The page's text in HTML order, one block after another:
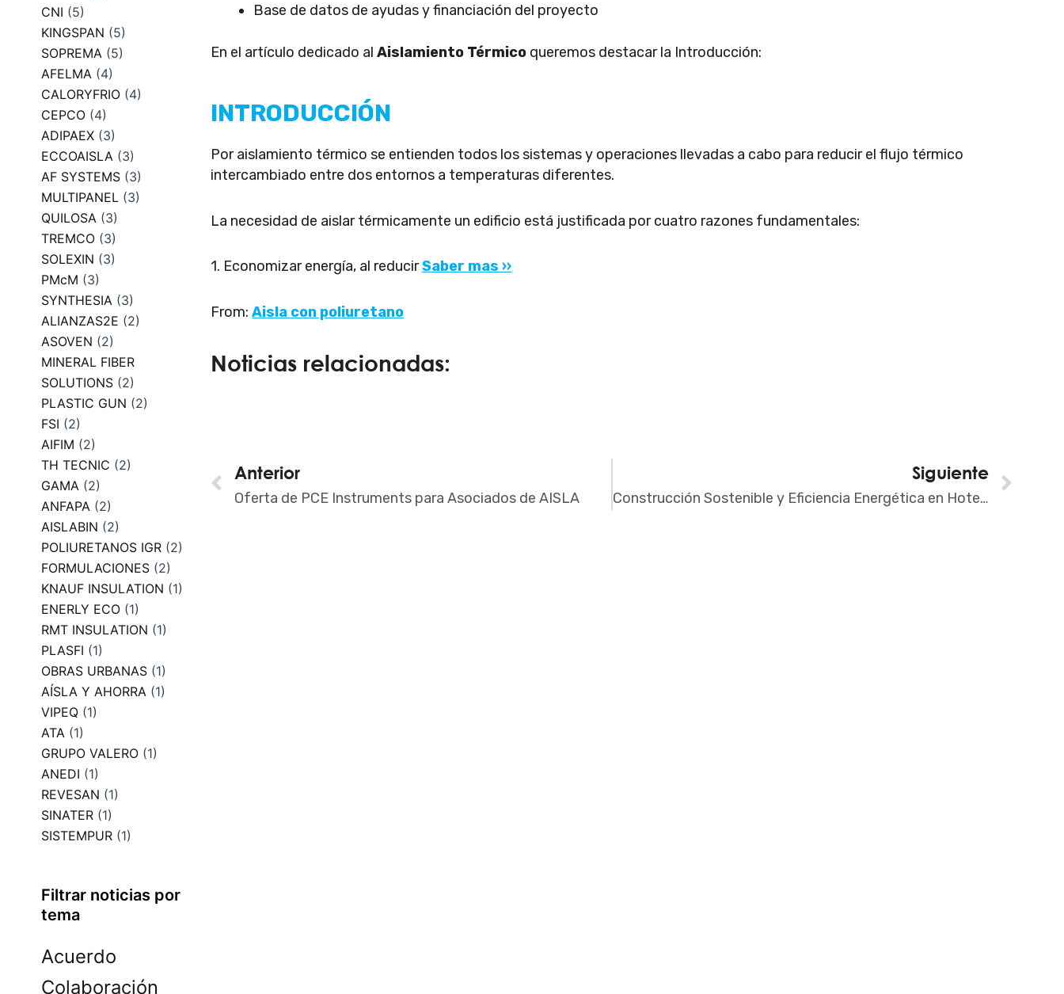
CNI (5)
KINGSPAN (5)
SOPREMA (5)
AFELMA (4)
CALORYFRIO (4)
CEPCO (4)
ADIPAEX (3)
ECCOAISLA (3)
AF SYSTEMS (3)
MULTIPANEL (3)
QUILOSA (3)
TREMCO (3)
SOLEXIN (3)
PMcM (3)
SYNTHESIA (3)
ALIANZAS2E (2)
ASOVEN (2)
MINERAL FIBER
SOLUTIONS (2)
PLASTIC GUN (2)
FSI (2)
AIFIM (2)
TH TECNIC (2)
GAMA (2)
ANFAPA (2)
AISLABIN (2)
POLIURETANOS IGR (2)
FORMULACIONES (2)
KNAUF INSULATION (1)
ENERLY ECO (1)
RMT INSULATION (1)
PLASFI (1)
OBRAS URBANAS (1)
AÍSLA Y AHORRA (1)
VIPEQ (1)
ATA (1)
GRUPO VALERO (1)
ANEDI (1)
REVESAN (1)
SINATER (1)
SISTEMPUR (1)
Filtrar noticias por
tema
Acuerdo
Colaboración
Base de datos de ayudas y financiación del proyecto
En el artículo dedicado alAislamiento Térmico queremos destacar la Introducción:
INTRODUCCIÓN
Por aislamiento térmico se entienden todos los sistemas y operaciones llevadas a cabo para reducir el flujo térmico
intercambiado entre dos entornos a temperaturas diferentes.
La necesidad de aislar térmicamente un edificio está justificada por cuatro razones fundamentales:
1. Economizar energía, al reducirSaber mas ››
From:Aisla con poliuretano
Noticias relacionadas:
Ant
Anterior
Oferta de PCE Instruments para Asociados de AISLA
Siguiente
Construcción Sostenible y Eficiencia Energética en Hoteles